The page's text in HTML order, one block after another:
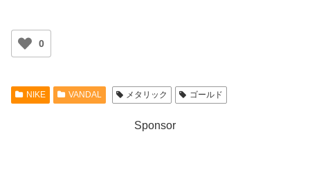
0
NIKE VANDAL メタリック ゴールド
Sponsor